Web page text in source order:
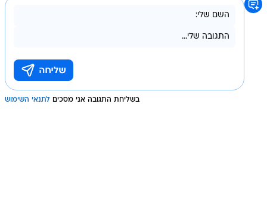
בשליחת התגובה אני מסכים לתנאי השימוש